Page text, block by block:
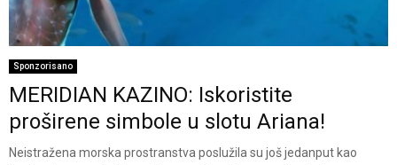
Sponzorisano
MERIDIAN KAZINO: Iskoristite
proširene simbole u slotu Ariana!
Neistražena morska prostranstva poslužila su još jedanput kao